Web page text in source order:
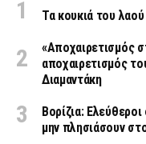
Τα κουκιά του
«Aποχαιρετισμός
αποχαιρετισμός
Διαμαντάκη
Βορίζια:
μην πλησιάσουν